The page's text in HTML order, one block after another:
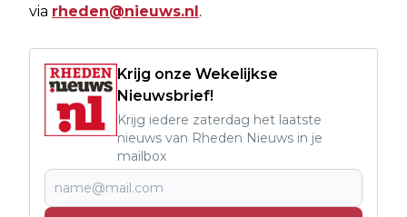
via rheden@nieuws.nl.
Krijg onze Wekelijkse
Nieuwsbrief!
Krijg iedere zaterdag het laatste
nieuws van Rheden Nieuws in je
mailbox